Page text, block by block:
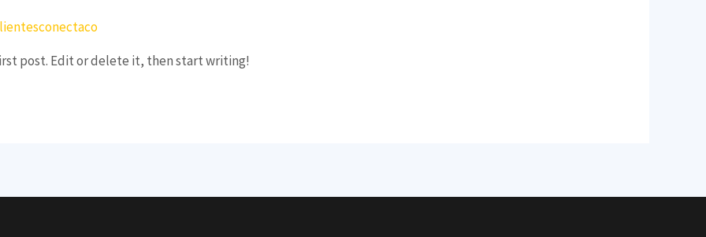
post. Edit or delete it, then start writing!